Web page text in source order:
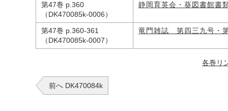
第47巻 p.360
（DK470085k-0006）
静岡育英会・葵図書館書
第47巻 p.360-361
（DK470085k-0007）
竜門雑誌 第四三九号・
各巻リ
前へ DK470084k